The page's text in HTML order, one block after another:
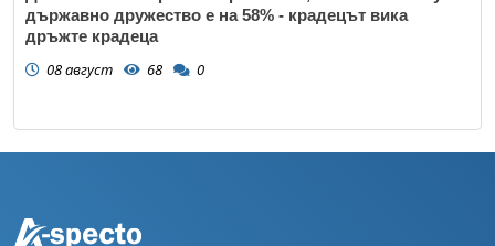
държавно дружество е на 58% - крадецът вика
дръжте крадеца
08 август 68 0